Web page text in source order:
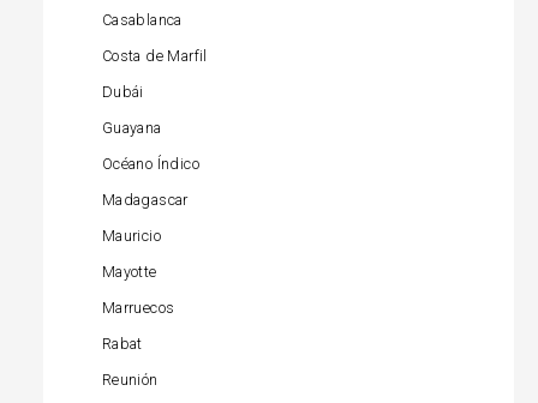
Casablanca
Costa de Marfil
Dubái
Guayana
Océano Índico
Madagascar
Mauricio
Mayotte
Marruecos
Rabat
Reunión